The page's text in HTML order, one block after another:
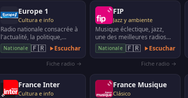
Europe 1
Cultura e info
Radio nationale consacrée à
l'actualité, la politique,
l'économie, au sport, etc
Nationale 🇫🇷 Escuchar
Fiche radio →
FIP
Jazz y ambiente
Musique éclectique, jazz,
une des meilleures radios
musicales
Nationale 🇫🇷 Escuchar
Fiche radio →
France Inter
Cultura e info
France Musique
Clásico